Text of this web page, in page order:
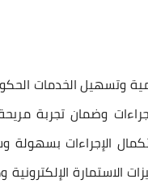
وتسهيل الخدمات
وضمان تجربة
الإجراءات
الاستمارة